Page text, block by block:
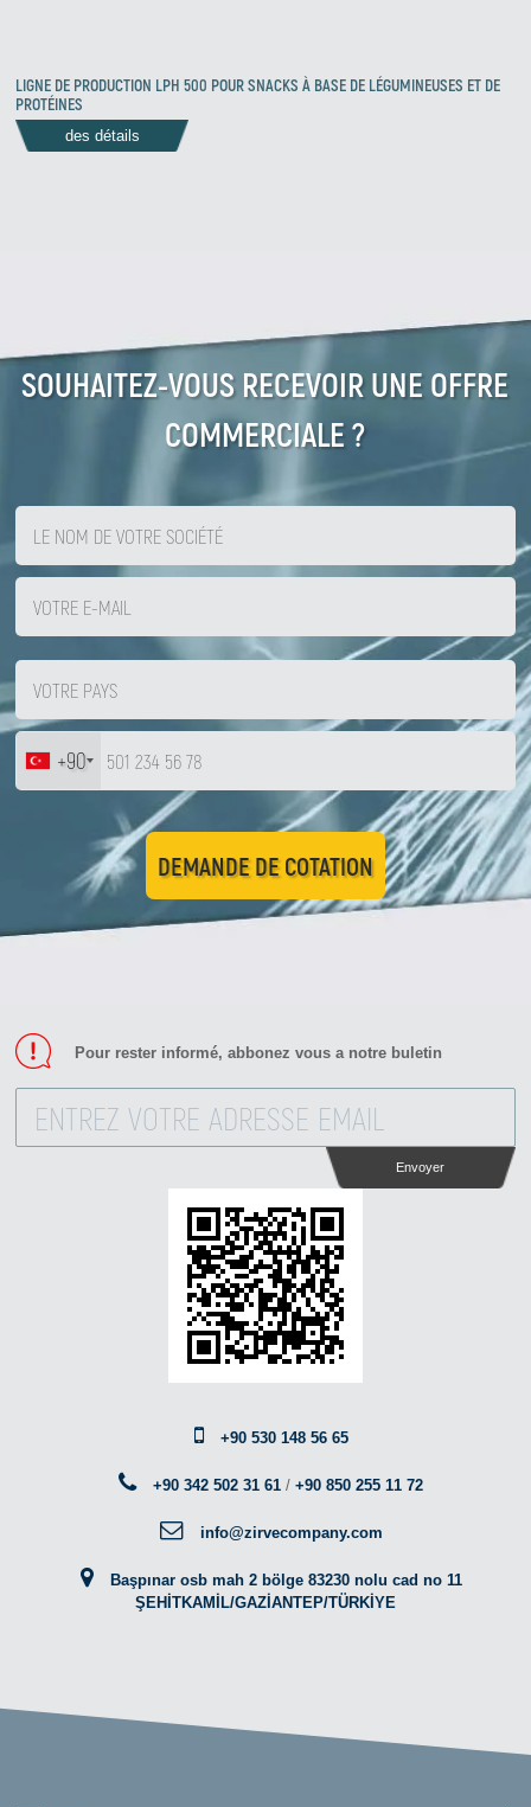
LIGNE DE PRODUCTION LPH 500 POUR SNACKS À BASE DE LÉGUMINEUSES ET DE
PROTÉINES
des détails
SOUHAITEZ-VOUS RECEVOIR UNE OFFRE
COMMERCIALE ?
+90
DEMANDE DE COTATION
Pour rester informé, abbonez vous a notre buletin
Envoyer
+90 530 148 56 65
+90 342 502 31 61 /+90 850 255 11 72
info@zirvecompany.com
Başpınar osb mah 2 bölge 83230 nolu cad no 11
ŞEHİTKAMİL/GAZİANTEP/TÜRKİYE